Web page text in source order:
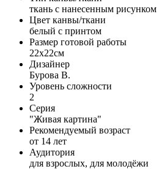
ткань с нанесенным рисунком
Цвет канвы/ткани
белый с принтом
Размер готовой работы
22x22см
Дизайнер
Бурова В.
Уровень сложности
2
Серия
"Живая картина"
Рекомендуемый возраст
от 14 лет
Аудитория
для взрослых, для молодёжи